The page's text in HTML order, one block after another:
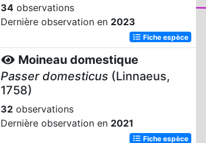
34 observations
Dernière observation en 2023
Fiche espèce
Moineau domestique
Passer domesticus (Linnaeus,
1758)
32 observations
Dernière observation en 2021
Fiche espèce